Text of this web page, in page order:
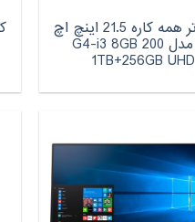
کامپیوتر همه کاره 21.5 اینچ اچ‌
پی مدل 200 G4-i3 8GB
1TB+256GB UHD